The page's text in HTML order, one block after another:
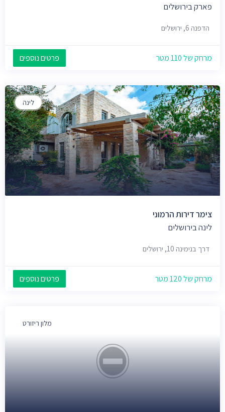
פארק בירושלים
הדפנה 6, ירושלים
מרחק של 110 מטר פרטים נוספים
לינה
צימר דירות הרמוני
לינה בירושלים
דרך בנימינה 10, ירושלים
מרחק של 120 מטר פרטים נוספים
מלון ריזורט